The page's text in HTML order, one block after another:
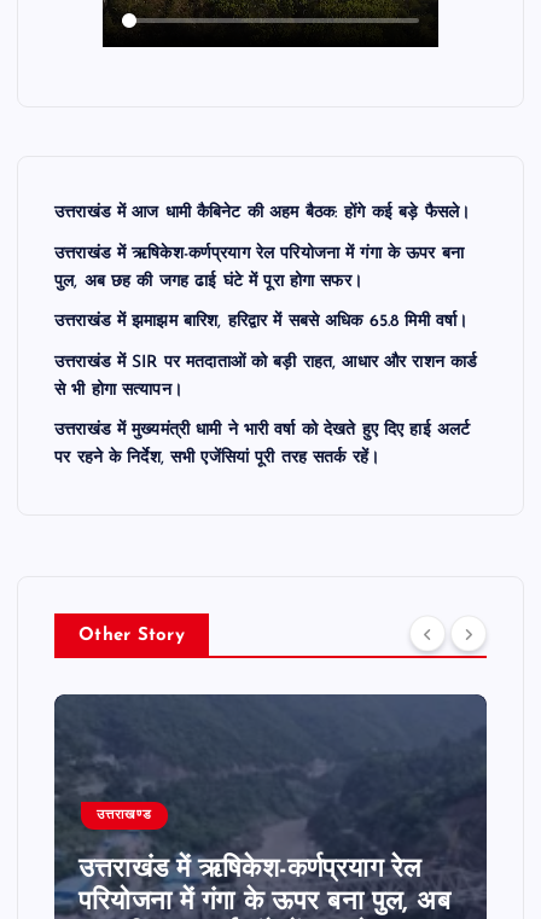
उत्तराखंड में आज धामी कैबिनेट की अहम बैठक: होंगे कई बड़े फैसले।
उत्तराखंड में ऋषिकेश-कर्णप्रयाग रेल परियोजना में गंगा के ऊपर बना
पुल, अब छह की जगह ढाई घंटे में पूरा होगा सफर।
उत्तराखंड में झमाझम बारिश, हरिद्वार में सबसे अधिक 65.8 मिमी वर्षा।
उत्तराखंड में SIR पर मतदाताओं को बड़ी राहत, आधार और राशन कार्ड
से भी होगा सत्यापन।
उत्तराखंड में मुख्यमंत्री धामी ने भारी वर्षा को देखते हुए दिए हाई अलर्ट
पर रहने के निर्देश, सभी एजेंसियां पूरी तरह सतर्क रहें।
Other Story
उत्तराखण्ड
उत्तराखंड में ऋषिकेश-कर्णप्रयाग रेल
परियोजना में गंगा के ऊपर बना पुल, अब